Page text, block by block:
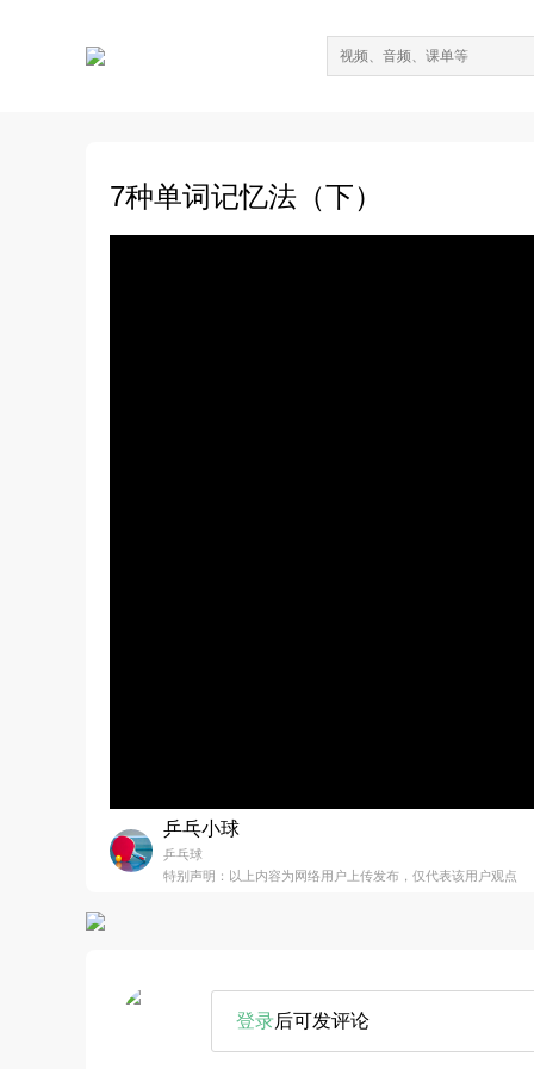
7种单词记忆法（下）
乒乓小球
乒乓球
特别声明：以上内容为网络用户上传发布，仅代表该用户观点
登录后可发评论